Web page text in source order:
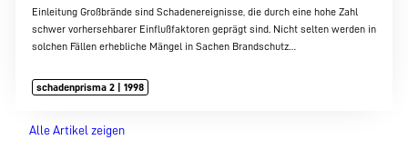
Einleitung Großbrände sind Schadenereignisse, die durch eine hohe Zahl
schwer vorhersehbarer Einflußfaktoren geprägt sind. Nicht selten werden in
solchen Fällen erhebliche Mängel in Sachen Brandschutz…
schadenprisma 2 | 1998
Alle Artikel zeigen